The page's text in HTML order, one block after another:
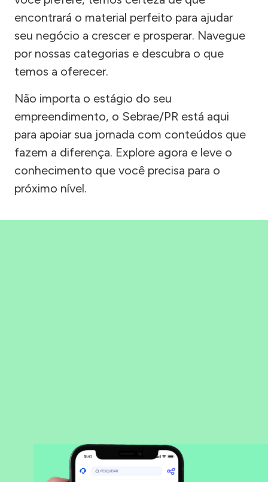
encontrará o material perfeito para ajudar
seu negócio a crescer e prosperar. Navegue
por nossas categorias e descubra o que
temos a oferecer.
Não importa o estágio do seu
empreendimento, o Sebrae/PR está aqui
para apoiar sua jornada com conteúdos que
fazem a diferença. Explore agora e leve o
conhecimento que você precisa para o
próximo nível.